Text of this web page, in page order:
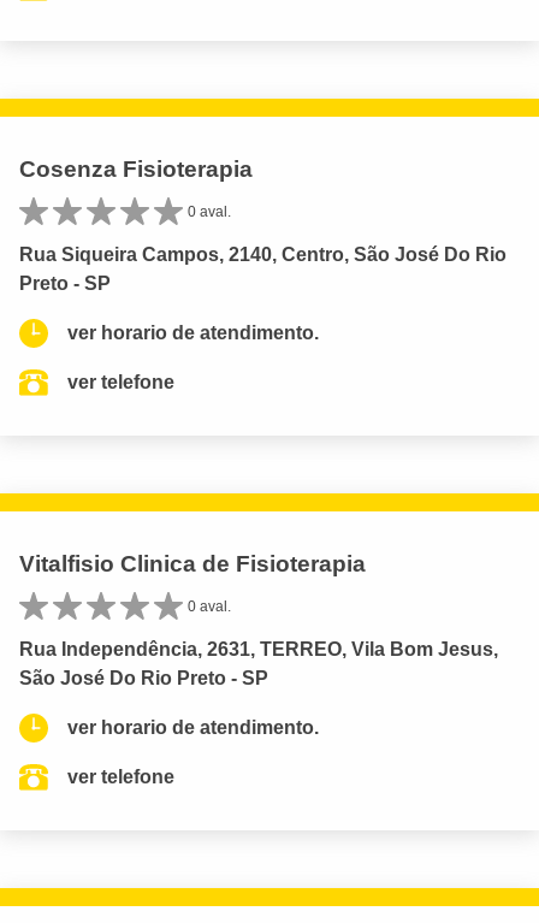
Cosenza Fisioterapia
0 aval.
Rua Siqueira Campos, 2140, Centro, São José Do Rio
Preto - SP
ver horario de atendimento.
ver telefone
Vitalfisio Clinica de Fisioterapia
0 aval.
Rua Independência, 2631, TERREO, Vila Bom Jesus,
São José Do Rio Preto - SP
ver horario de atendimento.
ver telefone